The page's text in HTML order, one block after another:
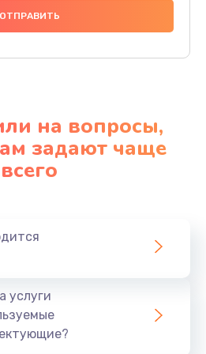
790 руб.
задней крышки
на вопросы,
задают чаще
всего
услуги